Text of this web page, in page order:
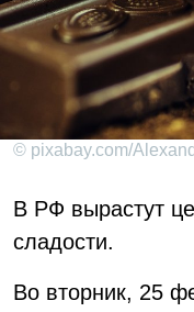
© pixabay.com/
В РФ вырастут
сладости.
Во вторник, 25